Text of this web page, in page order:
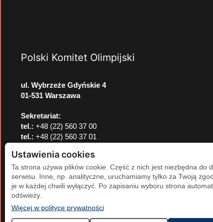
Polski Komitet Olimpijski
ul. Wybrzeże Gdyńskie 4
01-531 Warszawa
Sekretariat:
tel.: +48 (22) 560 37 00
tel.: +48 (22) 560 37 01
Ustawienia cookies
Ta strona używa plików cookie. Część z nich jest niezbędna do
serwisu. Inne, np. analityczne, uruchamiamy tylko za Twoją
je w każdej chwili wyłączyć. Po zapisaniu wyboru strona
odświeży.
Więcej w polityce prywatności(otwiera się w nowej karcie)